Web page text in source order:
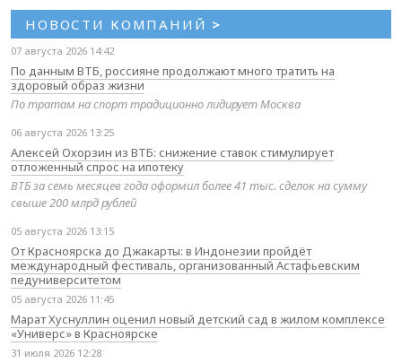
НОВОСТИ КОМПАНИЙ >
07 августа 2026 14:42
По данным ВТБ, россияне продолжают много тратить на
здоровый образ жизни
По тратам на спорт традиционно лидирует Москва
06 августа 2026 13:25
Алексей Охорзин из ВТБ: снижение ставок стимулирует
отложенный спрос на ипотеку
ВТБ за семь месяцев года оформил более 41 тыс. сделок на сумму
свыше 200 млрд рублей
05 августа 2026 13:15
От Красноярска до Джакарты: в Индонезии пройдёт
международный фестиваль, организованный Астафьевским
педуниверситетом
05 августа 2026 11:45
Марат Хуснуллин оценил новый детский сад в жилом комплексе
«Универс» в Красноярске
31 июля 2026 12:28